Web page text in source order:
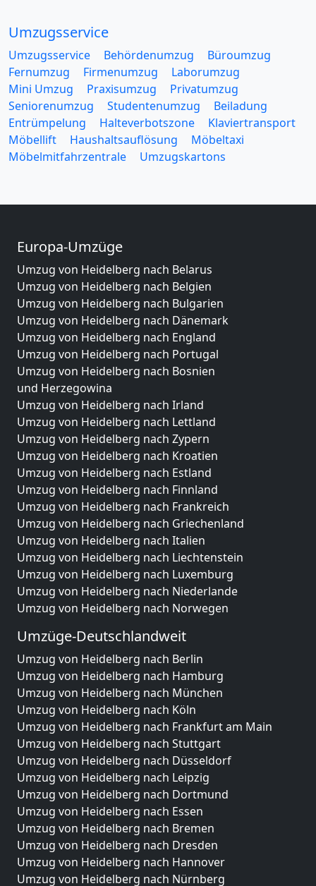
Umzugsservice
Umzugsservice Behördenumzug
Büroumzug
Fernumzug
Firmenumzug
Laborumzug
Mini Umzug
Praxisumzug
Privatumzug
Seniorenumzug
Studentenumzug
Beiladung
Entrümpelung
Halteverbotszone
Klaviertransport
Möbellift
Haushaltsauflösung
Möbeltaxi
Möbelmitfahrzentrale
Umzugskartons
Europa-Umzüge
Umzug von Heidelberg nach Belarus
Umzug von Heidelberg nach Belgien
Umzug von Heidelberg nach Bulgarien
Umzug von Heidelberg nach Dänemark
Umzug von Heidelberg nach England
Umzug von Heidelberg nach Portugal
Umzug von Heidelberg nach Bosnien
und Herzegowina
Umzug von Heidelberg nach Irland
Umzug von Heidelberg nach Lettland
Umzug von Heidelberg nach Zypern
Umzug von Heidelberg nach Kroatien
Umzug von Heidelberg nach Estland
Umzug von Heidelberg nach Finnland
Umzug von Heidelberg nach Frankreich
Umzug von Heidelberg nach Griechenland
Umzug von Heidelberg nach Italien
Umzug von Heidelberg nach Liechtenstein
Umzug von Heidelberg nach Luxemburg
Umzug von Heidelberg nach Niederlande
Umzug von Heidelberg nach Norwegen
Umzüge-Deutschlandweit
Umzug von Heidelberg nach Berlin
Umzug von Heidelberg nach Hamburg
Umzug von Heidelberg nach München
Umzug von Heidelberg nach Köln
Umzug von Heidelberg nach Frankfurt am Main
Umzug von Heidelberg nach Stuttgart
Umzug von Heidelberg nach Düsseldorf
Umzug von Heidelberg nach Leipzig
Umzug von Heidelberg nach Dortmund
Umzug von Heidelberg nach Essen
Umzug von Heidelberg nach Bremen
Umzug von Heidelberg nach Dresden
Umzug von Heidelberg nach Hannover
Umzug von Heidelberg nach Nürnberg